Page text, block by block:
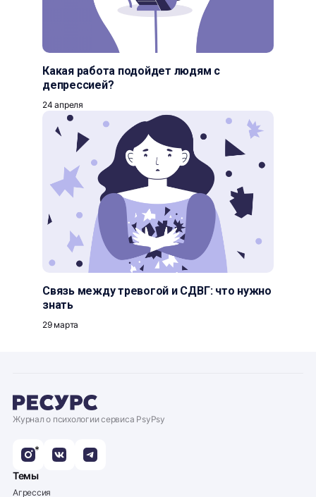
Какая работа подойдет людям с
депрессией?
24 апреля
Связь между тревогой и СДВГ: что нужно
знать
29 марта
Журнал о психологии сервиса PsyPsy
*
Темы
Агрессия